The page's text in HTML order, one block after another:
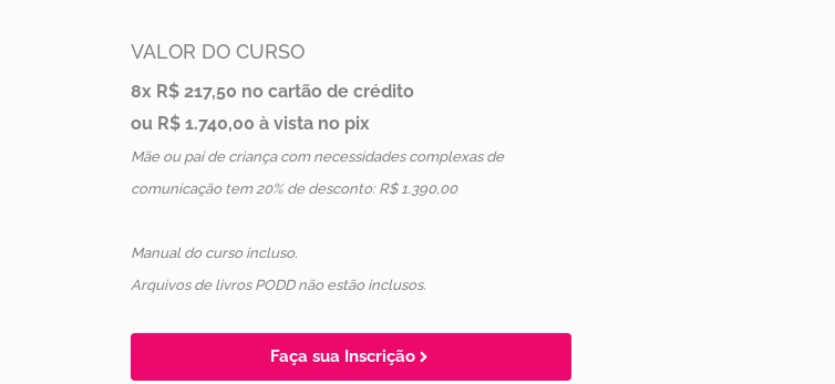
VALOR DO CURSO
8x R$ 217,50 no cartão de crédito
ou R$ 1.740,00 à vista no pix
Mãe ou pai de criança com necessidades complexas de
comunicação tem 20% de desconto: R$ 1.390,00
Manual do curso incluso.
Arquivos de livros PODD não estão inclusos.
Faça sua Inscrição